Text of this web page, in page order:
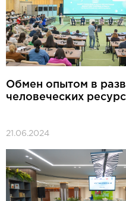
Обмен опытом в
человеческих
21.06.2024